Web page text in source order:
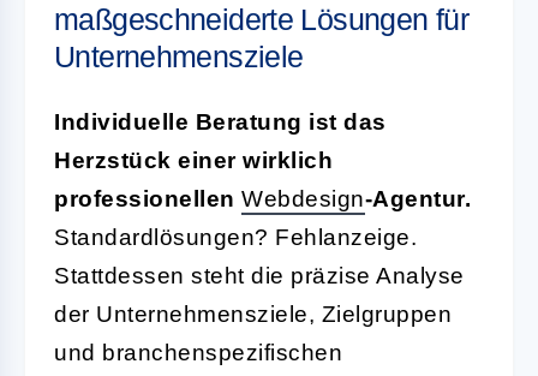
maßgeschneiderte Lösungen für
Unternehmensziele
Individuelle Beratung ist das
Herzstück einer wirklich
professionellen Webdesign-Agentur.
Standardlösungen? Fehlanzeige.
Stattdessen steht die präzise Analyse
der Unternehmensziele, Zielgruppen
und branchenspezifischen